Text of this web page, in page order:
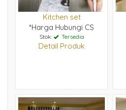
Kitchen set
*Harga Hubungi CS
Stok: Tersedia
Detail Produk